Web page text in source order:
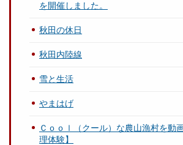
を開催しました。
秋田の休日
秋田内陸線
雪と生活
やまはげ
Ｃｏｏｌ（クール）な農山漁村を動
理体験】